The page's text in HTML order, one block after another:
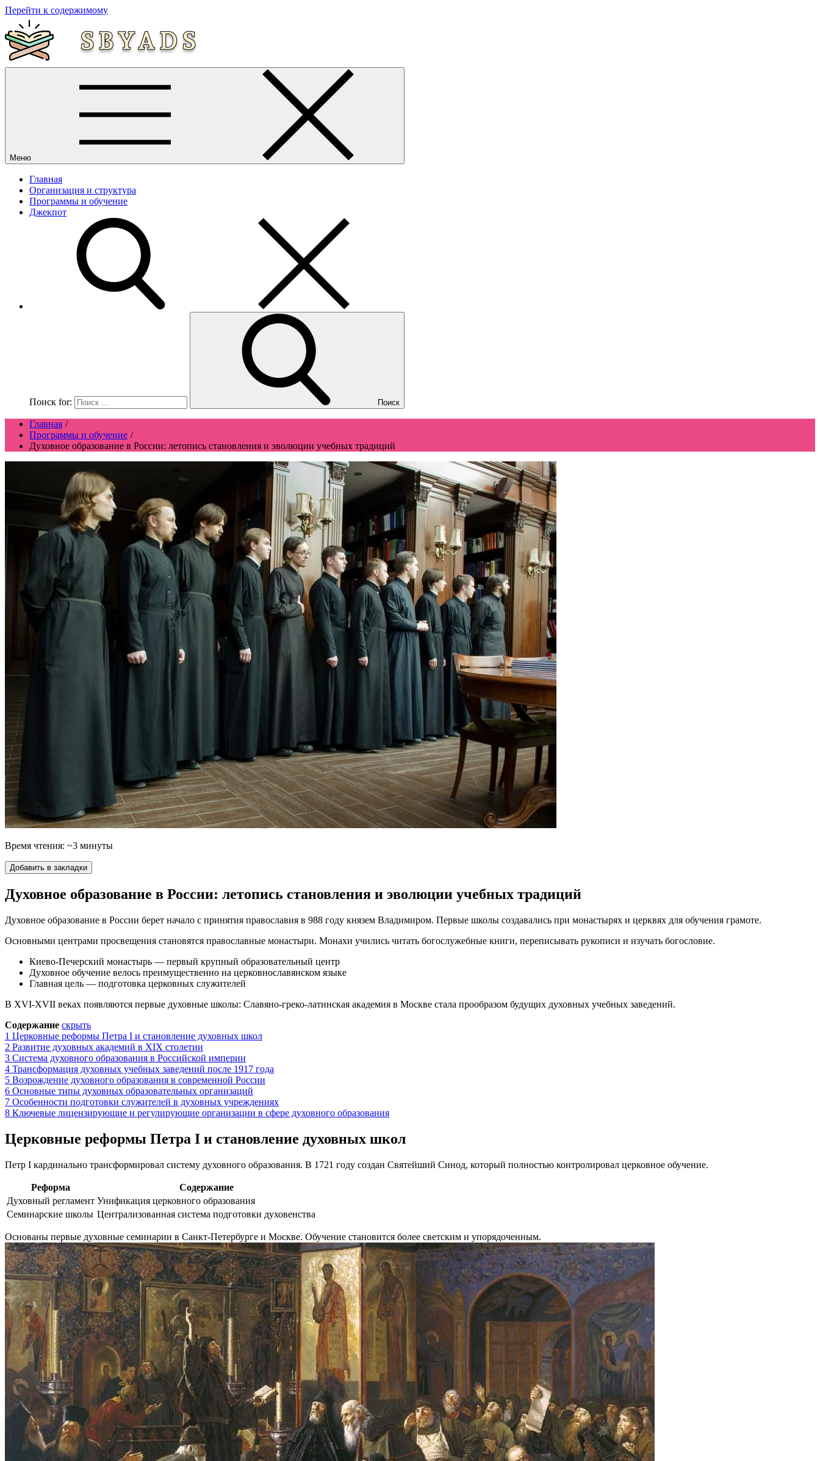
Перейти к содержимому
Меню
Главная
Организация и структура
Программы и обучение
Джекпот
Поиск for: Поиск
Главная
Программы и обучение
Духовное образование в России: летопись становления и эволюции учебных традиций
Время чтения: ~3 минуты
Добавить в закладки
Духовное образование в России: летопись становления и эволюции учебных традиций
Духовное образование в России берет начало с принятия православия в 988 году князем Владимиром. Первые школы создавались при монастырях и церквях для обучения грамоте.
Основными центрами просвещения становятся православные монастыри. Монахи учились читать богослужебные книги, переписывать рукописи и изучать богословие.
Киево-Печерский монастырь — первый крупный образовательный центр
Духовное обучение велось преимущественно на церковнославянском языке
Главная цель — подготовка церковных служителей
В XVI-XVII веках появляются первые духовные школы: Славяно-греко-латинская академия в Москве стала прообразом будущих духовных учебных заведений.
Содержание скрыть
1 Церковные реформы Петра I и становление духовных школ
2 Развитие духовных академий в XIX столетии
3 Система духовного образования в Российской империи
4 Трансформация духовных учебных заведений после 1917 года
5 Возрождение духовного образования в современной России
6 Основные типы духовных образовательных организаций
7 Особенности подготовки служителей в духовных учреждениях
8 Ключевые лицензирующие и регулирующие организации в сфере духовного образования
Церковные реформы Петра I и становление духовных школ
Петр I кардинально трансформировал систему духовного образования. В 1721 году создан Святейший Синод, который полностью контролировал церковное обучение.
Реформа
Содержание
Духовный регламент Унификация церковного образования
Семинарские школы Централизованная система подготовки духовенства
Основаны первые духовные семинарии в Санкт-Петербурге и Москве. Обучение становится более светским и упорядоченным.